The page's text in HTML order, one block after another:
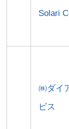
Solari
㈱ダイ
ビス